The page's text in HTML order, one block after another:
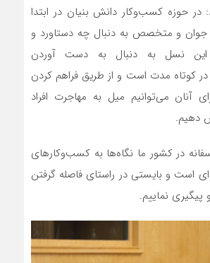
حوزه کسب‌و‌کار دانش بنیان در ابتدا
جوان و متخصص به دنبال چه دستاورد و
نسل به دنبال به دست آوردن
کوتاه مدت است و از طریق فراهم کردن
آنان می‌توانیم میل به مهاجرت افراد
دهیم.
در کشور ما نگاه‌ها به کسب‌و‌کارهای
است و بایستی در راستای فاصله گرفتن
پیگیری نماییم.